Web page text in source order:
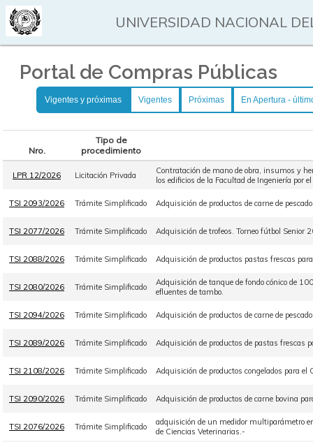
UNIVERSIDAD NACIONAL
Portal de Compras Públicas
Vigentes y próximas Vigentes Próximas En Apertura -
Nro.
Tipo de
procedimiento
LPR 12/2026 Licitación Privada
Contratación de mano de obra, insumos y
los edificios de la Facultad de Ingeniería por
TSI 2093/2026 Trámite Simplificado Adquisición de productos de carne de
TSI 2077/2026 Trámite Simplificado Adquisición de trofeos. Torneo fútbol Senior
TSI 2088/2026 Trámite Simplificado Adquisición de productos pastas frescas
TSI 2080/2026 Trámite Simplificado
Adquisición de tanque de fondo cónico de
efluentes de tambo.
TSI 2094/2026 Trámite Simplificado Adquisición de productos de carne de
TSI 2089/2026 Trámite Simplificado Adquisición de productos de pastas frescas
TSI 2108/2026 Trámite Simplificado Adquisición de productos congelados para
TSI 2090/2026 Trámite Simplificado Adquisición de productos de carne bovina
TSI 2076/2026 Trámite Simplificado
adquisición de un medidor multiparámetro
de Ciencias Veterinarias.-